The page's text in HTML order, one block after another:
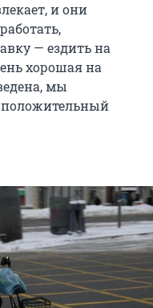
и они
— ездить на
хорошая на
мы